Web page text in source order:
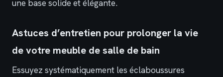
une base solide et élégante.
Astuces d’entretien pour prolonger la vie
de votre meuble de salle de bain
Essuyez systématiquement les éclaboussures